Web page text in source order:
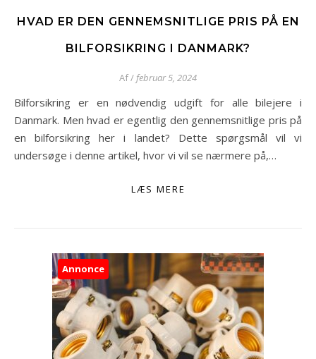
HVAD ER DEN GENNEMSNITLIGE PRIS PÅ EN
BILFORSIKRING I DANMARK?
Af/februar 5, 2024
Bilforsikring er en nødvendig udgift for alle bilejere i
Danmark. Men hvad er egentlig den gennemsnitlige pris på
en bilforsikring her i landet? Dette spørgsmål vil vi
undersøge i denne artikel, hvor vi vil se nærmere på,…
LÆS MERE
Annonce